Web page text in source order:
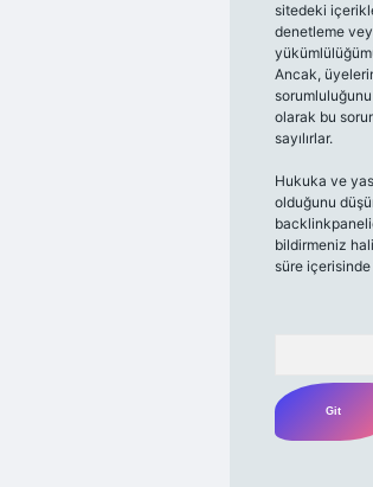
sitedeki
denetleme
Ancak,
olarak bu
sayılırlar.
Hukuka ve
olduğunu
bildirmeniz
süre içerisinde